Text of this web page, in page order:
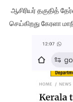
ஆசிரியர் தகுதித்
செய்கிறது கேரளா